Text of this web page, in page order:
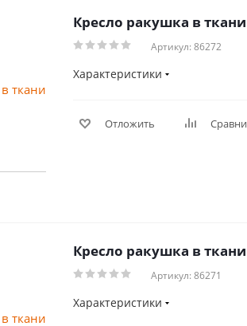
Кресло ракушка в
Артикул: 86272
Характеристики
Отложить
Кресло ракушка в ткани
Артикул: 86271
Характеристики